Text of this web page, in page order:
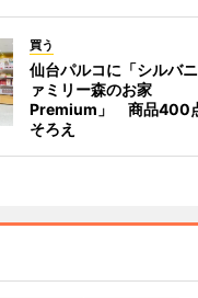
買う
仙台パルコに「シルバ
ァミリー森のお家
Premium」 商品400
そろえ